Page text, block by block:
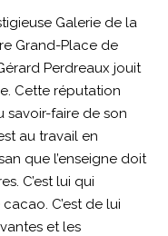
Galerie de la
Grand-Place de
Perdreaux jouit
Cette réputation
savoir-faire de son
au travail en
que l’enseigne doit
C’est lui qui
C’est de lui
et les